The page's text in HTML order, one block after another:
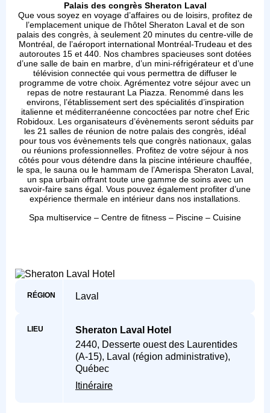
Palais des congrès Sheraton Laval
Que vous soyez en voyage d’affaires ou de loisirs, profitez de
l’emplacement unique de l’hôtel Sheraton Laval et de son
palais des congrès, à seulement 20 minutes du centre-ville de
Montréal, de l’aéroport international Montréal-Trudeau et des
autoroutes 15 et 440. Nos chambres spacieuses sont dotées
d’une salle de bain en marbre, d’un mini-réfrigérateur et d’une
télévision connectée qui vous permettra de diffuser le
programme de votre choix. Agrémentez votre séjour avec un
repas de notre restaurant La Piazza. Renommé dans les
environs, l’établissement sert des spécialités d’inspiration
italienne et méditerranéenne concoctées par notre chef Eric
Robidoux. Les organisateurs d’évènements seront séduits par
les 21 salles de réunion de notre palais des congrès, idéal
pour tous vos évènements tels que congrès nationaux, galas
ou réunions professionnelles. Profitez de votre séjour à nos
côtés pour vous détendre dans la piscine intérieure chauffée,
le spa, le sauna ou le hammam de l’Amerispa Sheraton Laval,
un spa urbain offrant toute une gamme de soins avec un
savoir-faire sans égal. Vous pouvez également profiter d’une
expérience thermale en intérieur dans nos installations.
Spa multiservice – Centre de fitness – Piscine – Cuisine
RÉGION Laval
LIEU
Sheraton Laval Hotel
2440, Desserte ouest des Laurentides
(A-15), Laval (région administrative),
Québec
Itinéraire